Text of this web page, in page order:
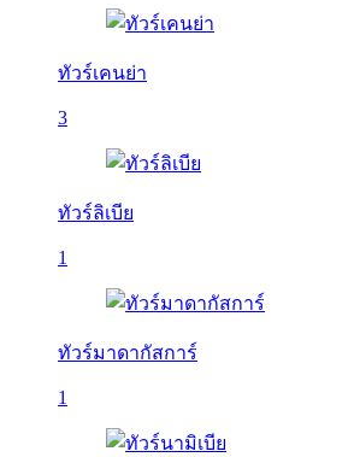
ทัวร์เคนย่า
3
ทัวร์ลิเบีย
1
ทัวร์มาดากัสการ์
1